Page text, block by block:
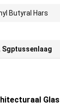
Butyral Hars
Sgptussenlaag
Glas